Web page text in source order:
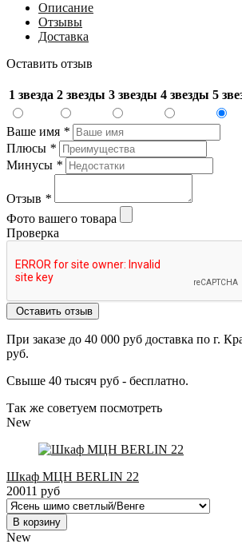
Описание
Отзывы
Доставка
Оставить отзыв
1 звезда 2 звезды 3 звезды 4 звезды 5
Ваше имя *
Плюсы *
Минусы *
Отзыв *
Фото вашего товара
Проверка
Оставить отзыв
При заказе до 40 000 руб доставка по г.
руб.
Свыше 40 тысяч руб - бесплатно.
Так же советуем посмотреть
New
Шкаф МЦН BERLIN 22
20011 руб
В корзину
New